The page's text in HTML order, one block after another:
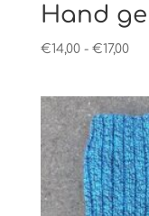
Hand
€14,00 - €17,00